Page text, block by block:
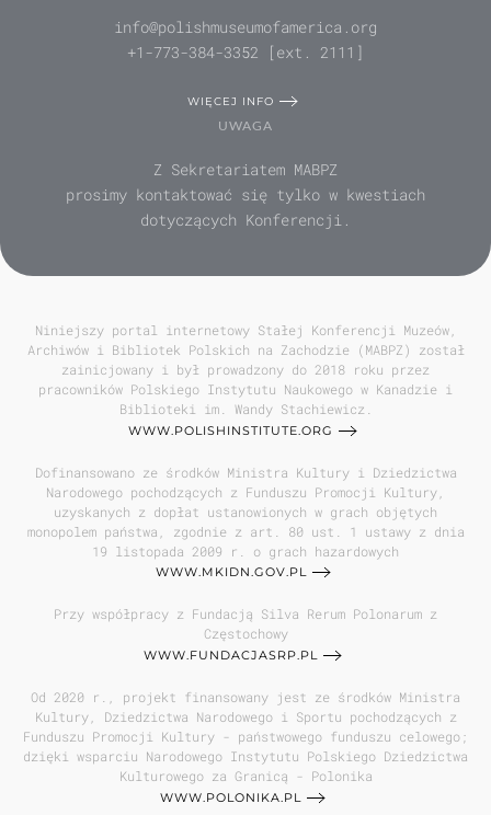
info@polishmuseumofamerica.org
+1-773-384-3352 [ext. 2111]
WIĘCEJ INFO
UWAGA
Z Sekretariatem MABPZ
prosimy kontaktować się tylko w kwestiach
dotyczących Konferencji.
Niniejszy portal internetowy Stałej Konferencji Muzeów,
Archiwów i Bibliotek Polskich na Zachodzie (MABPZ) został
zainicjowany i był prowadzony do 2018 roku przez
pracowników Polskiego Instytutu Naukowego w Kanadzie i
Biblioteki im. Wandy Stachiewicz.
WWW.POLISHINSTITUTE.ORG
Dofinansowano ze środków Ministra Kultury i Dziedzictwa
Narodowego pochodzących z Funduszu Promocji Kultury,
uzyskanych z dopłat ustanowionych w grach objętych
monopolem państwa, zgodnie z art. 80 ust. 1 ustawy z dnia
19 listopada 2009 r. o grach hazardowych
WWW.MKIDN.GOV.PL
Przy współpracy z Fundacją Silva Rerum Polonarum z
Częstochowy
WWW.FUNDACJASRP.PL
Od 2020 r., projekt finansowany jest ze środków Ministra
Kultury, Dziedzictwa Narodowego i Sportu pochodzących z
Funduszu Promocji Kultury - państwowego funduszu celowego;
dzięki wsparciu Narodowego Instytutu Polskiego Dziedzictwa
Kulturowego za Granicą - Polonika
WWW.POLONIKA.PL